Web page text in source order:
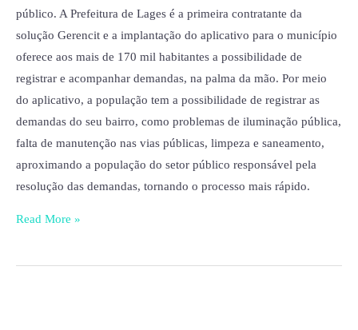
público. A Prefeitura de Lages é a primeira contratante da
solução Gerencit e a implantação do aplicativo para o município
oferece aos mais de 170 mil habitantes a possibilidade de
registrar e acompanhar demandas, na palma da mão. Por meio
do aplicativo, a população tem a possibilidade de registrar as
demandas do seu bairro, como problemas de iluminação pública,
falta de manutenção nas vias públicas, limpeza e saneamento,
aproximando a população do setor público responsável pela
resolução das demandas, tornando o processo mais rápido.
Read More »